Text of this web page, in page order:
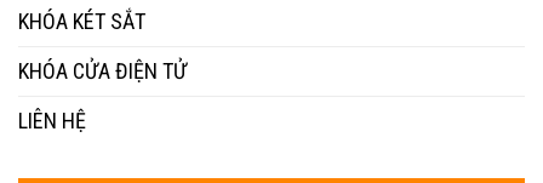
KHÓA KÉT SẮT
KHÓA CỬA ĐIỆN TỬ
LIÊN HỆ